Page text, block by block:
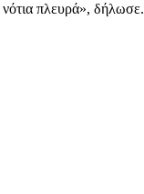
νότια πλευρά», δήλωσε.